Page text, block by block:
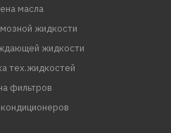
масла
жидкости
жидкости
тех.жидкостей
фильтров